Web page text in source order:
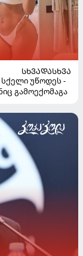
ᲡᲮᲕᲐᲓᲐᲡᲮᲕᲐ
უწოდეს -
გამოექომაგა